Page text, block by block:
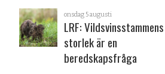
onsdag 5 augusti
LRF: Vildsvinsstammens
storlek är en
beredskapsfråga